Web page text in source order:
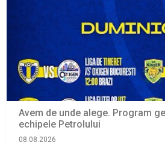
Avem de unde alege. Program
echipele Petrolului
08.08.2026